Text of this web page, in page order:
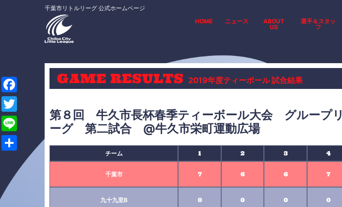
千葉市リトルリーグ 公式ホームページ
HOME
ニュース
ABOUT
US
選手＆スタッ
フ
GAME RESULTS 2019年度ティーボール 試合結果
第８回 牛久市長杯春季ティーボール大会 グループリ
ーグ 第二試合 @牛久市栄町運動広場
チーム 1 2 3 4
千葉市 7 6 6 7
九十九里B 0 0 0 0
F
a
c
e
o
T
w
i
e
L